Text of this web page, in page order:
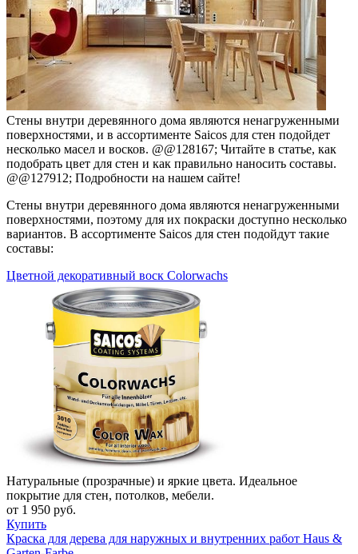
Стены внутри деревянного дома являются ненагруженными
поверхностями, и в ассортименте Saicos для стен подойдет
несколько масел и восков. @@128167; Читайте в статье, как
подобрать цвет для стен и как правильно наносить составы.
@@127912; Подробности на нашем сайте!
Стены внутри деревянного дома являются ненагруженными
поверхностями, поэтому для их покраски доступно несколько
вариантов. В ассортименте Saicos для стен подойдут такие
составы:
Цветной декоративный воск Colorwachs
Натуральные (прозрачные) и яркие цвета. Идеальное
покрытие для стен, потолков, мебели.
от 1 950 руб.
Купить
Краска для дерева для наружных и внутренних работ Haus &